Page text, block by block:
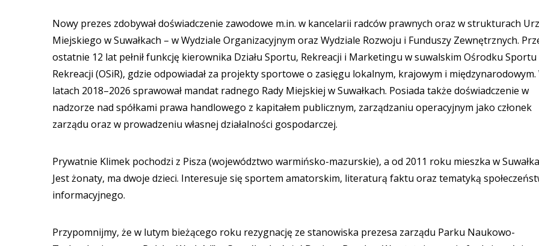
Nowy prezes zdobywał doświadczenie zawodowe m.in. w kancelarii radców prawnych oraz w strukturach
Miejskiego w Suwałkach – w Wydziale Organizacyjnym oraz Wydziale Rozwoju i Funduszy Zewnętrznych.
ostatnie 12 lat pełnił funkcję kierownika Działu Sportu, Rekreacji i Marketingu w suwalskim Ośrodku Sportu
Rekreacji (OSiR), gdzie odpowiadał za projekty sportowe o zasięgu lokalnym, krajowym i międzynarodowym.
latach 2018–2026 sprawował mandat radnego Rady Miejskiej w Suwałkach. Posiada także doświadczenie w
nadzorze nad spółkami prawa handlowego z kapitałem publicznym, zarządzaniu operacyjnym jako członek
zarządu oraz w prowadzeniu własnej działalności gospodarczej.
Prywatnie Klimek pochodzi z Pisza (województwo warmińsko-mazurskie), a od 2011 roku mieszka w
Jest żonaty, ma dwoje dzieci. Interesuje się sportem amatorskim, literaturą faktu oraz tematyką
informacyjnego.
Przypomnijmy, że w lutym bieżącego roku rezygnację ze stanowiska prezesa zarządu Parku Naukowo-